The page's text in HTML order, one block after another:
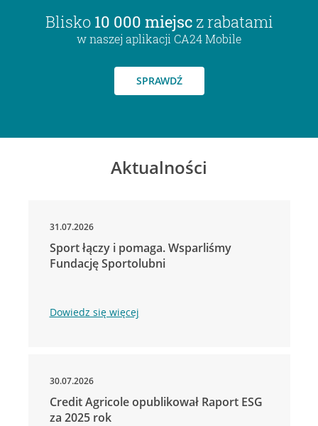
Blisko 10 000 miejsc z rabatami
w naszej aplikacji CA24 Mobile
SPRAWDŹ
Aktualności
31.07.2026
Sport łączy i pomaga. Wsparliśmy
Fundację Sportolubni
Dowiedz się więcej
30.07.2026
Credit Agricole opublikował Raport ESG
za 2025 rok